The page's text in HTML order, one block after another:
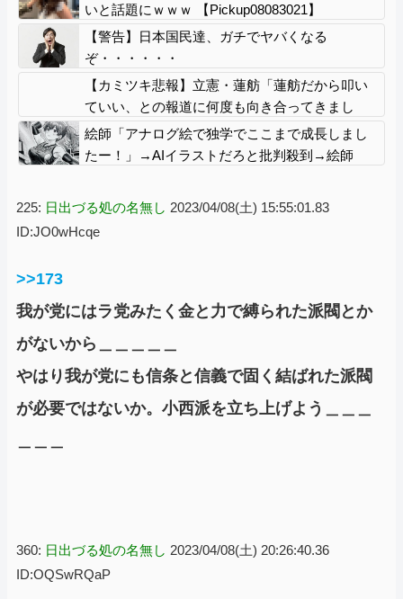
いと話題にｗｗｗ 【Pickup08083021】
【警告】日本国民達、ガチでヤバくなる
ぞ・・・・・・
【カミツキ悲報】立憲・蓮舫「蓮舫だから叩い
ていい、との報道に何度も向き合ってきまし
た」→ツッコミ殺到
絵師「アナログ絵で独学でここまで成長しまし
たー！」→AIイラストだろと批判殺到→絵師
す」→しかし・・・
225: 日出づる処の名無し 2023/04/08(土) 15:55:01.83
ID:JO0wHcqe
>>173
我が党にはラ党みたく金と力で縛られた派閥とか
がないから＿＿＿＿＿
やはり我が党にも信条と信義で固く結ばれた派閥
が必要ではないか。小西派を立ち上げよう＿＿＿
360: 日出づる処の名無し 2023/04/08(土) 20:26:40.36
ID:OQSwRQaP